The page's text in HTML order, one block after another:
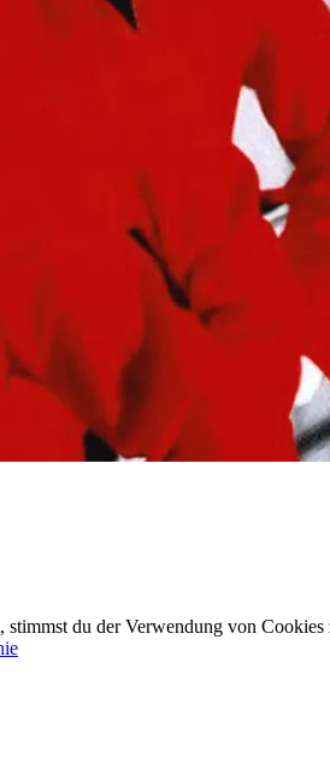
du der Verwendung von Cookies